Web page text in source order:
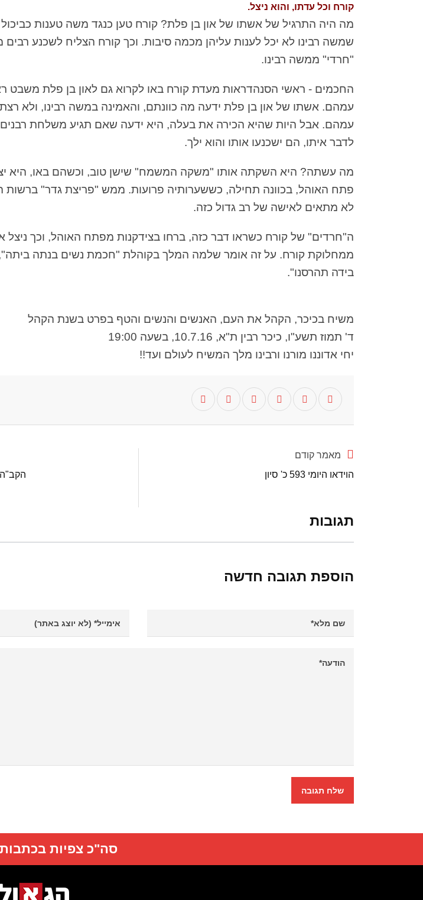
קורח וכל עדתו, והוא ניצל.
מה היה התרגיל של אשתו של און בן פלת? קורח טען כנגד משה טענות
שמשה רבינו לא יכל לענות עליהן מכמה סיבות. וכך קורח הצליח לשכנע רבים
"חרדי" ממשה רבינו.
החכמים - ראשי הסנהדראות מעדת קורח באו לקרוא גם לאון בן פלת משבט
עמהם. אשתו של און בן פלת ידעה מה כוונתם, והאמינה במשה רבינו, ולא
עמהם. אבל היות שהיא הכירה את בעלה, היא ידעה שאם תגיע משלחת
לדבר איתו, הם ישכנעו אותו והוא ילך.
מה עשתה? היא השקתה אותו "משקה המשמח" שישן טוב, וכשהם באו, היא
פתח האוהל, בכוונה תחילה, כששערותיה פרועות. ממש "פריצת גדר" ברשות
לא מתאים לאישה של רב גדול כזה.
ה"חרדים" של קורח כשראו דבר כזה, ברחו בצידקנות מפתח האוהל, וכך ניצל
ממחלוקת קורח. על זה אומר שלמה המלך בקוהלת "חכמת נשים בנתה ביתה",
בידה תהרסנו".
משיח בכיכר, הקהל את העם, האנשים והנשים והטף בפרט בשנת הקהל
ד' תמוז תשע"ו, כיכר רבין ת"א, 10.7.16, בשעה 19:00
יחי אדוננו מורנו ורבינו מלך המשיח לעולם ועד!!
מאמר קודם
הוידאו היומי 593 כ' סיון
הקב"ה
תגובות
הוספת תגובה חדשה
סה"כ צפיות